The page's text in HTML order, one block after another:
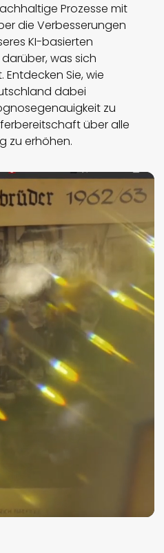
Prozesse mit
die Verbesserungen
KI-basierten
was sich
Sie, wie
dabei
zu
über alle
zu erhöhen.